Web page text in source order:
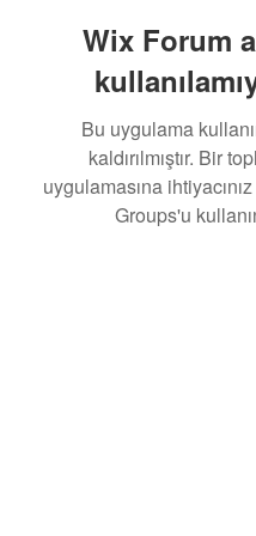
Wix Forum
Bu uygulama
kaldırılmıştır. Bir
uygulamasına
Groups'u